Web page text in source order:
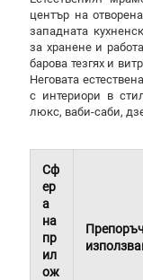
център на
западната
за хранене и
барова тезгях и
Неговата
с интериори в
люкс, ваби-саби,
Сф
ер
а
на
пр
ил
ож